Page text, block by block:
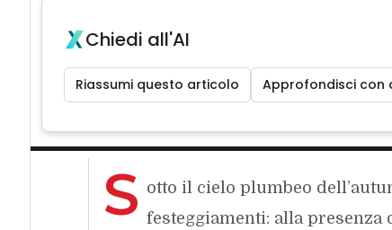
Chiedi all'AI
Riassumi questo articolo Approfondisci con
S otto il cielo plumbeo
festeggiamenti: alla